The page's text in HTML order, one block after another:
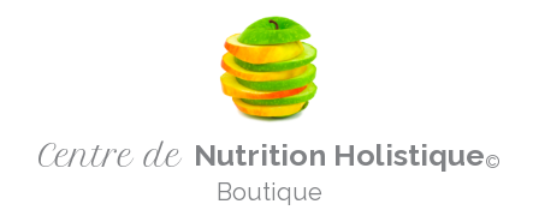
Centre de Nutrition Holistique©️
Boutique